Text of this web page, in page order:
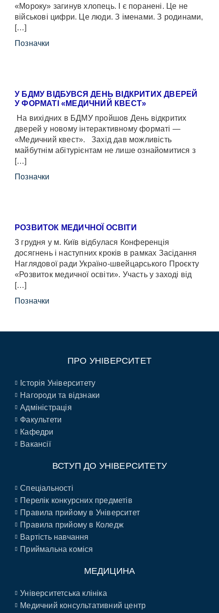
«Мороку» загинув хлопець. І є поранені. Це не
військові цифри. Це люди. З іменами. З родинами,
[…]
Позначки
У БДМУ ВІДБУВСЯ ДЕНЬ ВІДКРИТИХ ДВЕРЕЙ
У ФОРМАТІ «МЕДИЧНИЙ КВЕСТ»
На вихідних в БДМУ пройшов День відкритих
дверей у новому інтерактивному форматі —
«Медичний квест». Захід дав можливість
майбутнім абітурієнтам не лише ознайомитися з
[…]
Позначки
РОЗВИТОК МЕДИЧНОЇ ОСВІТИ
3 грудня у м. Київ відбулася Конференція
досягнень і наступних кроків в рамках Засідання
Наглядової ради Україно-швейцарського Проєкту
«Розвиток медичної освіти». Участь у заході від
[…]
Позначки
ПРО УНІВЕРСИТЕТ
Історія Університету
Нагороди та відзнаки
Адміністрація
Факультети
Кафедри
Вакансії
ВСТУП ДО УНІВЕРСИТЕТУ
Спеціальності
Перелік конкурсних предметів
Правила прийому в Університет
Правила прийому в Коледж
Вартість навчання
Приймальна коміся
МЕДИЦИНА
Університетська клініка
Медичний консультативний центр